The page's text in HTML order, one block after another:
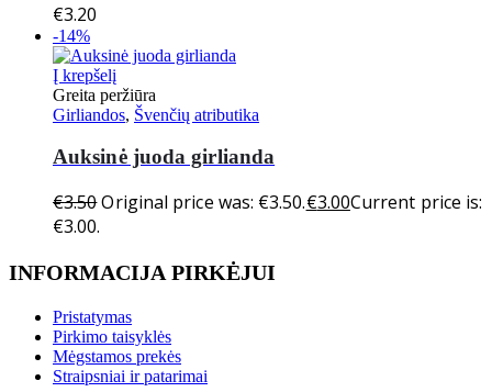
€3.20
-14%
Į krepšelį
Greita peržiūra
Girliandos, Švenčių atributika
Auksinė juoda girlianda
€3.50Original price was: €3.50.€3.00Current price is:
€3.00.
INFORMACIJA PIRKĖJUI
Pristatymas
Pirkimo taisyklės
Mėgstamos prekės
Straipsniai ir patarimai